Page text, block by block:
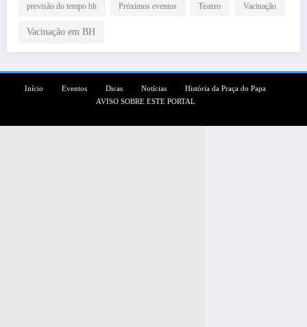
previsão do tempo bh Próximos eventos Teatro Vacinação
Vacinação em BH
Início Eventos Dicas Notícias
História da Praça do Papa
AVISO SOBRE ESTE PORTAL